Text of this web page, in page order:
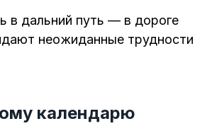
в дальний путь — в дороге
неожиданные трудности
календарю